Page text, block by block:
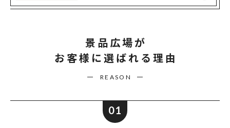
景品広場が
お客様に選ばれる理由
REASON
01